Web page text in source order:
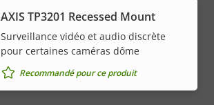
AXIS TP3201 Recessed Mount
Surveillance vidéo et audio discrète
pour certaines caméras dôme
Recommandé pour ce produit